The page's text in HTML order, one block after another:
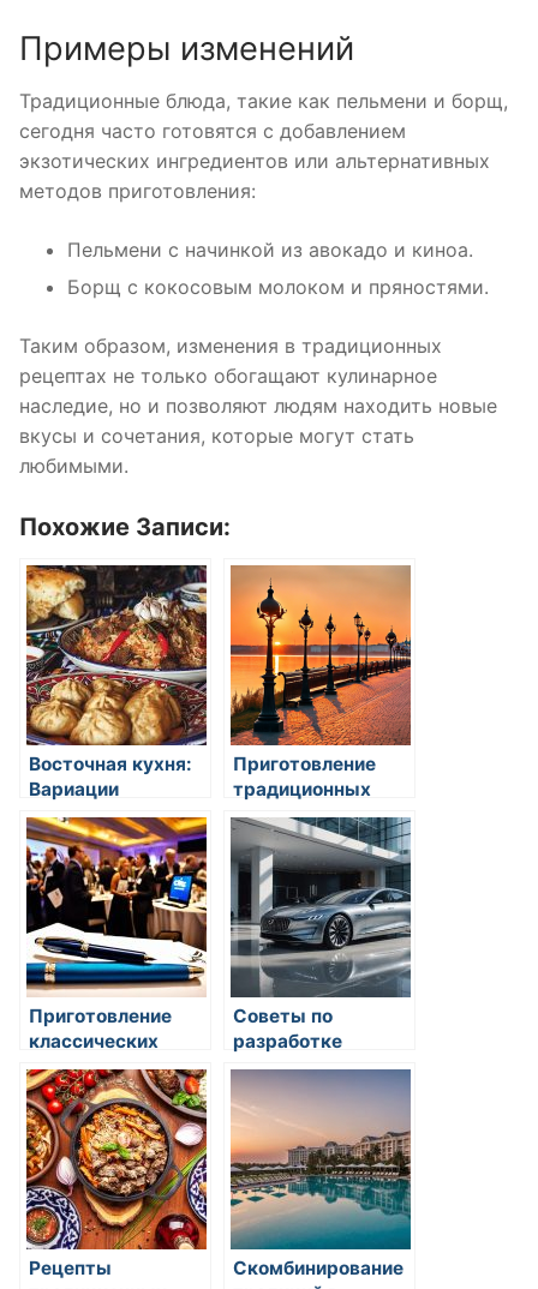
Примеры изменений
Традиционные блюда, такие как пельмени и борщ,
сегодня часто готовятся с добавлением
экзотических ингредиентов или альтернативных
методов приготовления:
Пельмени с начинкой из авокадо и киноа.
Борщ с кокосовым молоком и пряностями.
Таким образом, изменения в традиционных
рецептах не только обогащают кулинарное
наследие, но и позволяют людям находить новые
вкусы и сочетания, которые могут стать
любимыми.
Похожие Записи:
Восточная кухня:
Вариации
традиционных
блюд на востоке
Приготовление
традиционных
хлебов
Приготовление
классических
русских блюд
Советы по
разработке
рецептов
Рецепты
Скомбинирование